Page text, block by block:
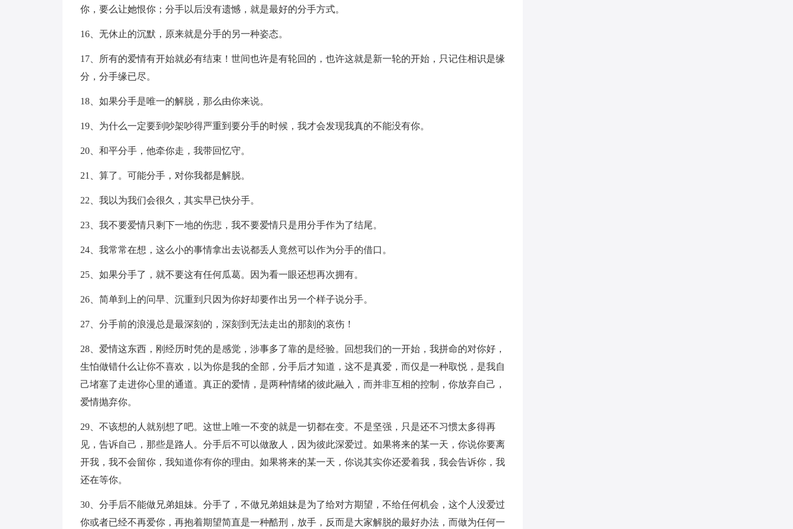
你，要么让她恨你；分手以后没有遗憾，就是最好的分手方式。
16、无休止的沉默，原来就是分手的另一种姿态。
17、所有的爱情有开始就必有结束！世间也许是有轮回的，也许这就是新一轮的开始，只记住相识是缘
分，分手缘已尽。
18、如果分手是唯一的解脱，那么由你来说。
19、为什么一定要到吵架吵得严重到要分手的时候，我才会发现我真的不能没有你。
20、和平分手，他牵你走，我带回忆守。
21、算了。可能分手，对你我都是解脱。
22、我以为我们会很久，其实早已快分手。
23、我不要爱情只剩下一地的伤悲，我不要爱情只是用分手作为了结尾。
24、我常常在想，这么小的事情拿出去说都丢人竟然可以作为分手的借口。
25、如果分手了，就不要这有任何瓜葛。因为看一眼还想再次拥有。
26、简单到上的问早、沉重到只因为你好却要作出另一个样子说分手。
27、分手前的浪漫总是最深刻的，深刻到无法走出的那刻的哀伤！
28、爱情这东西，刚经历时凭的是感觉，涉事多了靠的是经验。回想我们的一开始，我拼命的对你好，
生怕做错什么让你不喜欢，以为你是我的全部，分手后才知道，这不是真爱，而仅是一种取悦，是我自
己堵塞了走进你心里的通道。真正的爱情，是两种情绪的彼此融入，而并非互相的控制，你放弃自己，
爱情抛弃你。
29、不该想的人就别想了吧。这世上唯一不变的就是一切都在变。不是坚强，只是还不习惯太多得再
见，告诉自己，那些是路人。分手后不可以做敌人，因为彼此深爱过。如果将来的某一天，你说你要离
开我，我不会留你，我知道你有你的理由。如果将来的某一天，你说其实你还爱着我，我会告诉你，我
还在等你。
30、分手后不能做兄弟姐妹。分手了，不做兄弟姐妹是为了给对方期望，不给任何机会，这个人没爱过
你或者已经不再爱你，再抱着期望简直是一种酷刑，放手，反而是大家解脱的最好办法，而做为任何一